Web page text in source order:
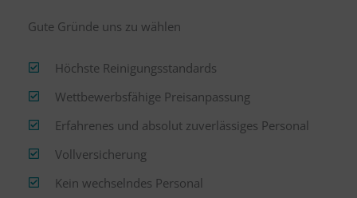
Gute Gründe uns zu wählen
Höchste Reinigungsstandards
Wettbewerbsfähige Preisanpassung
Erfahrenes und absolut zuverlässiges Personal
Vollversicherung
Kein wechselndes Personal